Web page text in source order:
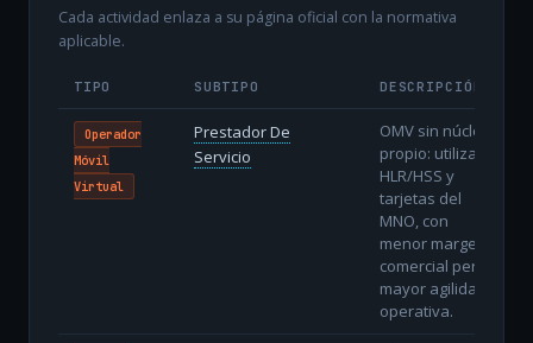
Cada actividad enlaza a su página oficial con la normativa
aplicable.
TIPO SUBTIPO DESCRIPCIÓN
Operador
Móvil
Virtual
Prestador De
Servicio
OMV sin núcleo
propio: utiliza
HLR/HSS y
tarjetas del
MNO, con
menor margen
comercial pero
mayor agilidad
operativa.